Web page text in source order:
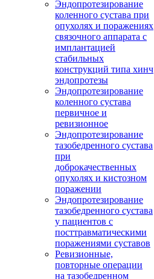
Эндопротезирование
коленного сустава при
опухолях и поражениях
связочного аппарата с
имплантацией
стабильных
конструкций типа хинч
эндопротезы
Эндопротезирование
коленного сустава
первичное и
ревизионное
Эндопротезирование
тазобедренного сустава
при
доброкачественных
опухолях и кистозном
поражении
Эндопротезирование
тазобедренного сустава
у пациентов с
посттравматическими
поражениями суставов
Ревизионные,
повторные операции
на тазобедренном